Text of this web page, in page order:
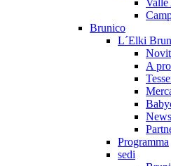
Brunico
L´Elki
A
Programma
sedi